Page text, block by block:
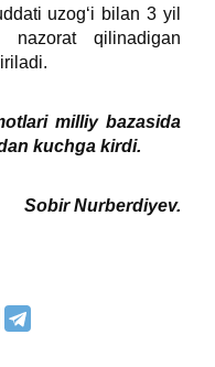
uzogʻi bilan 3 yil
nazorat qilinadigan
milliy bazasida
kuchga kirdi.
Sobir Nurberdiyev.